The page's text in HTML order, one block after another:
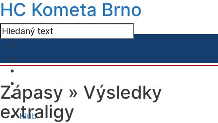
HC Kometa Brno
Klub
Zápasy » Výsledky
extraligy